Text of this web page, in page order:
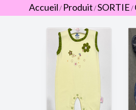
Accueil/ Produit/SORTIE/